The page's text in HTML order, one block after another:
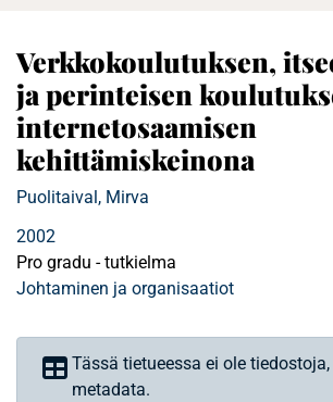
Verkkokoulutuksen,
ja perinteisen
internetosaamisen
kehittämiskeinona
Puolitaival, Mirva
2002
Pro gradu - tutkielma
Johtaminen ja organisaatiot
Tässä tietueessa ei ole
metadata.